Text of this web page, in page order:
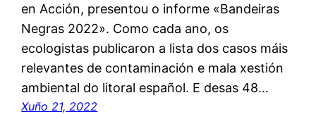
en Acción, presentou o informe «Bandeiras
Negras 2022». Como cada ano, os
ecologistas publicaron a lista dos casos máis
relevantes de contaminación e mala xestión
ambiental do litoral español. E desas 48…
Xuño 21, 2022